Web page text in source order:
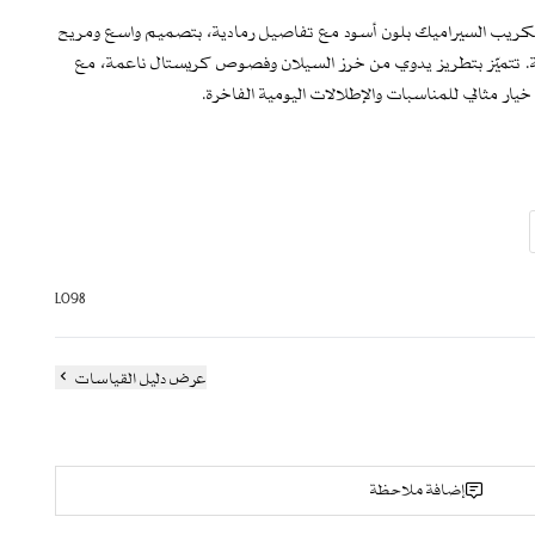
السيراميك بلون أسود مع تفاصيل رمادية، بتصميم واسع ومريح
تتميّز بتطريز يدوي من خرز السيلان وفصوص كريستال ناعمة، مع
مثالي للمناسبات والإطلالات اليومية الفاخرة.
الأطراف لإطلالة متناسقة ومكتملة.
الأطراف
الارتداء
L098
عرض دليل القياسات
إضافة ملاحظة